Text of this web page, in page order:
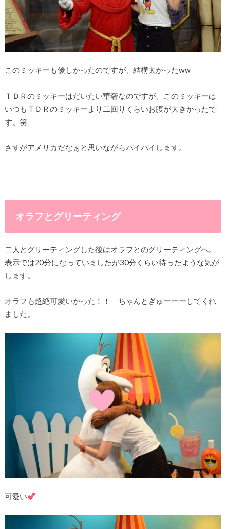
このミッキーも優しかったのですが、結構太かったww
ＴＤＲのミッキーはだいたい華奢なのですが、このミッキーは
いつもＴＤＲのミッキーより二回りくらいお腹が大きかったで
す。笑
さすがアメリカだなぁと思いながらバイバイします。
オラフとグリーティング
二人とグリーティングした後はオラフとのグリーティングへ。
表示では20分になっていましたが30分くらい待ったような気が
します。
オラフも超絶可愛いかった！！ ちゃんとぎゅーーーしてくれ
ました。
可愛い